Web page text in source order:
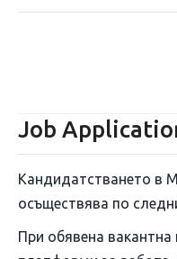
Job
Кандидатстването в
осъществява по
При обявена вакантна